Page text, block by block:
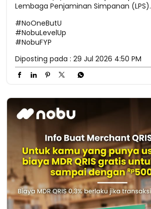
Lembaga Penjaminan Simpanan (LPS).
#NoOneButU
#NobuLevelUp
#NobuFYP
Diposting pada : 29 Jul 2026 4:50 PM